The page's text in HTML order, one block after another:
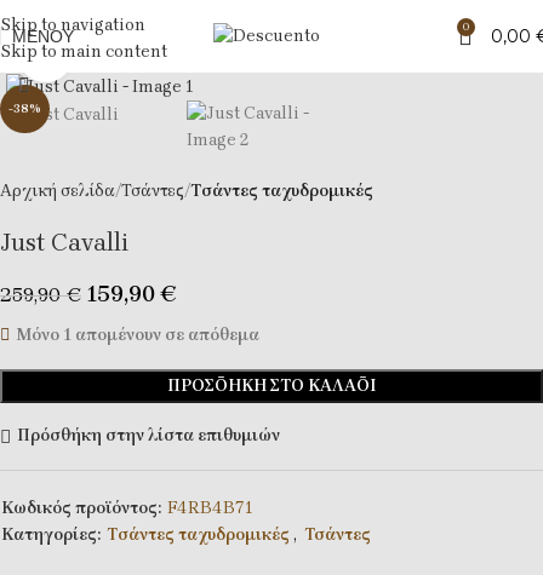
Skip to navigation
Skip to main content
ΜΕΝΟΎ 0 0,00
-38%
Κλικ για μεγέθυνση
Αρχική σελίδα Τσάντες Tσάντες ταχυδρομικές
Just Cavalli
259,90€ 159,90€
Μόνο 1 απομένουν σε απόθεμα
ΠΡΟΣΘΉΚΗ ΣΤΟ ΚΑΛΆΘΙ
Πρόσθήκη στην λίστα επιθυμιών
Κωδικός προϊόντος: F4RB4B71
Κατηγορίες: Tσάντες ταχυδρομικές , Τσάντες